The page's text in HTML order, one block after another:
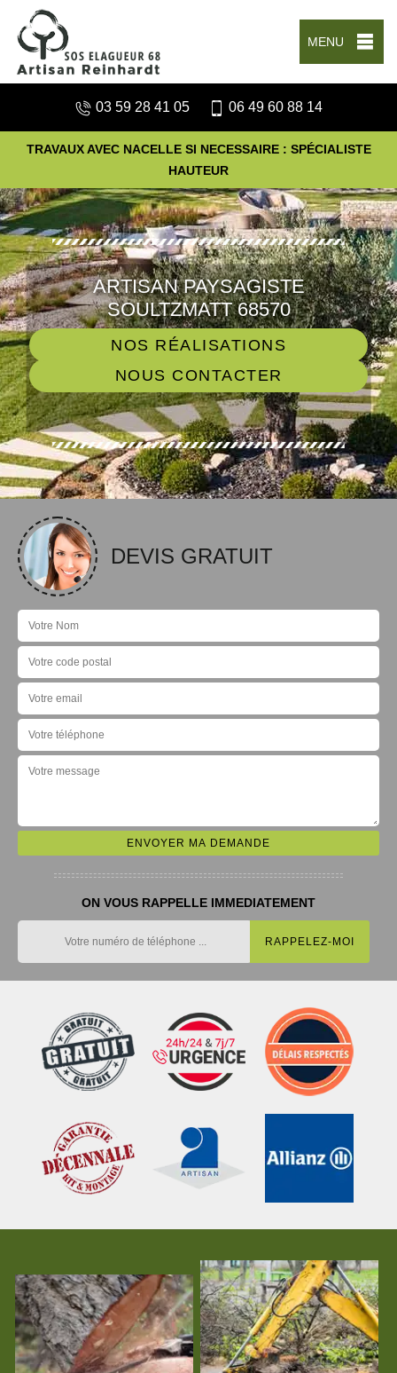
MENU
03 59 28 41 05 06 49 60 88 14
TRAVAUX AVEC NACELLE SI NECESSAIRE : SPÉCIALISTE
HAUTEUR
ARTISAN PAYSAGISTE
SOULTZMATT 68570
NOS RÉALISATIONS
NOUS CONTACTER
DEVIS GRATUIT
ON VOUS RAPPELLE IMMEDIATEMENT